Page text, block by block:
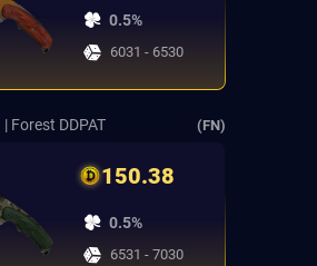
0.5%
6031 - 6530
| Forest DDPAT (FN)
150.38
0.5%
6531 - 7030